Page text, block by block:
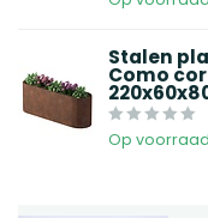
Stalen
Como
Op voorraad